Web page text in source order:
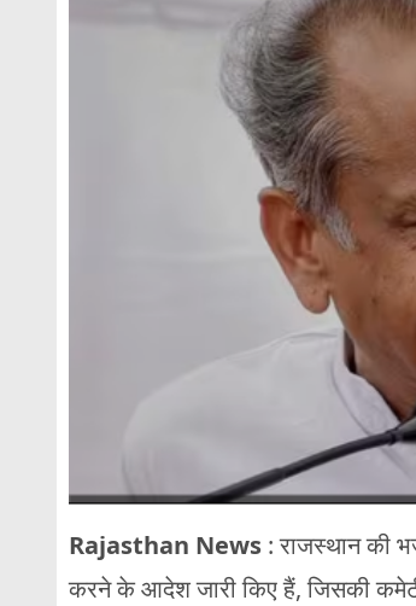
Rajasthan News : राजस्थान की
करने के आदेश जारी किए हैं, जिसकी